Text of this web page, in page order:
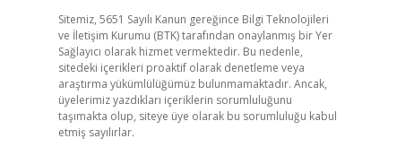
Sitemiz, 5651 Sayılı Kanun gereğince Bilgi Teknolojileri
ve İletişim Kurumu (BTK) tarafından onaylanmış bir Yer
Sağlayıcı olarak hizmet vermektedir. Bu nedenle,
sitedeki içerikleri proaktif olarak denetleme veya
araştırma yükümlülüğümüz bulunmamaktadır. Ancak,
üyelerimiz yazdıkları içeriklerin sorumluluğunu
taşımakta olup, siteye üye olarak bu sorumluluğu kabul
etmiş sayılırlar.